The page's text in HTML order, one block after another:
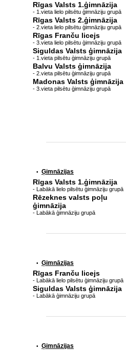
Rīgas Valsts 1.ģimnāzija
- 1.vieta lielo pilsētu ģimnāziju grupā
Rīgas Valsts 2.ģimnāzija
- 2.vieta lielo pilsētu ģimnāziju grupā
Rīgas Franču licejs
- 3.vieta lielo pilsētu ģimnāziju grupā
Siguldas Valsts ģimnāzija
- 1.vieta pilsētu ģimnāziju grupā
Balvu Valsts ģimnāzija
- 2.vieta pilsētu ģimnāziju grupā
Madonas Valsts ģimnāzija
- 3.vieta pilsētu ģimnāziju grupā
• Ģimnāzijas
Rīgas Valsts 1.ģimnāzija
- Labākā lielo pilsētu ģimnāziju grupā
Rēzeknes valsts poļu
ģimnāzija
- Labākā ģimnāziju grupā
• Ģimnāzijas
Rīgas Franču licejs
- Labākā lielo pilsētu ģimnāziju grupā
Siguldas Valsts ģimnāzija
- Labākā ģimnāziju grupā
• Ģimnāzijas